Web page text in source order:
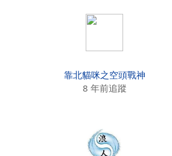
靠北貓咪之空頭戰神
8 年前追蹤